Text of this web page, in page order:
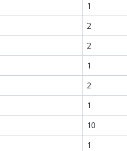
1
2
2
1
2
1
10
1